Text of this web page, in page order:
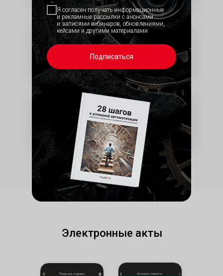
Акты выполненных
работ​
Отчеты для заказчиков
по индивидуально
настраиваемым формам
Электронные акты​
Я согласен получать информационные
и рекламные рассылки с анонсами
и записями вебинаров, обновлениями,
кейсами и другими материалами
Подписаться